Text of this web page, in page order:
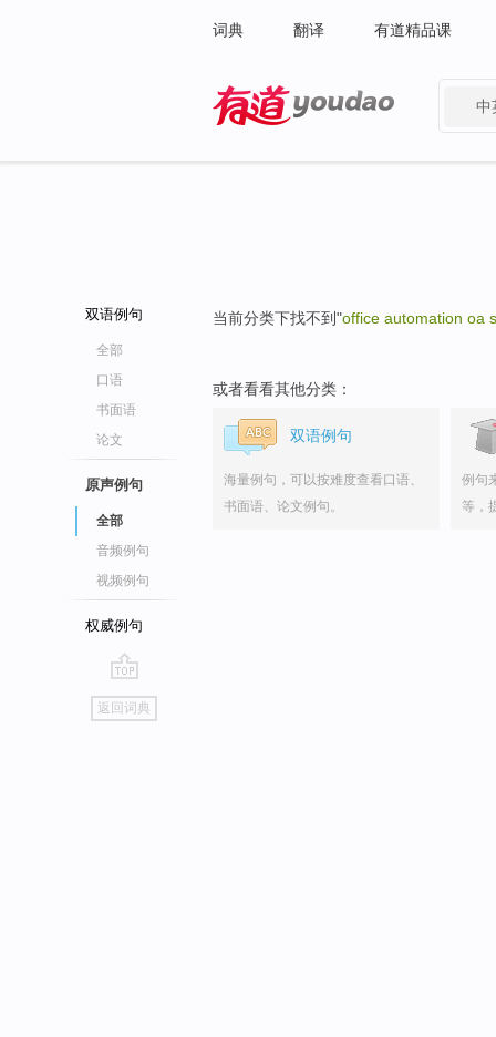
词典 翻译 有道精品课
中
双语例句
全部
口语
书面语
论文
原声例句
全部
音频例句
视频例句
权威例句
go
top
返回词典
当前分类下找不到"office automation oa
或者看看其他分类：
双语例句
海量例句，可以按难度查看口语、
书面语、论文例句。
例句
等，